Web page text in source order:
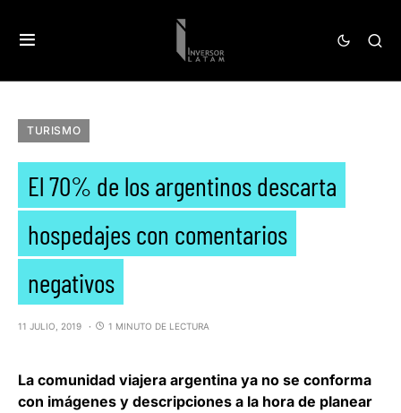
TURISMO
El 70% de los argentinos descarta
hospedajes con comentarios
negativos
11 JULIO, 2019 1 MINUTO DE LECTURA
La comunidad viajera argentina ya no se conforma
con imágenes y descripciones a la hora de planear